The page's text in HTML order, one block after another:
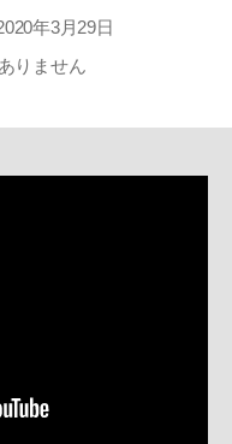
年3月29日
りません